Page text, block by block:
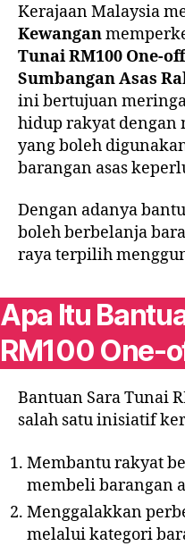
Kerajaan Malaysia
Kewangan
Tunai RM100 One-off
Sumbangan Asas
ini bertujuan
hidup rakyat
yang boleh
barangan asas
Dengan adanya
boleh berbelanja
raya terpilih
Apa Itu
RM100 One-
Bantuan Sara Tunai
salah satu inisiatif
Membantu rakyat
membeli barangan
Menggalakkan
melalui kategori